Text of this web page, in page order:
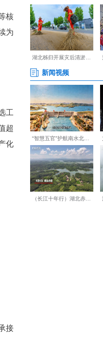
完后，已投机构登
仅与项目互动，还逐
感知或光电融合芯
顶尖光电学科集群，
快实现小批量试产。
两家平台于今年5月入
5000平方米，设备
空间，是国内唯一全